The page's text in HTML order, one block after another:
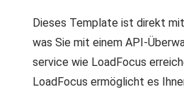
Dieses Template ist direkt
was Sie mit einem API-
service wie LoadFocus
LoadFocus ermöglicht es